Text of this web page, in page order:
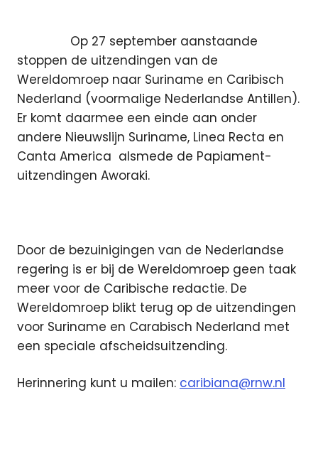
Op 27 september aanstaande
stoppen de uitzendingen van de
Wereldomroep naar Suriname en Caribisch
Nederland (voormalige Nederlandse Antillen).
Er komt daarmee een einde aan onder
andere Nieuwslijn Suriname, Linea Recta en
Canta America alsmede de Papiament-
uitzendingen Aworaki.
Door de bezuinigingen van de Nederlandse
regering is er bij de Wereldomroep geen taak
meer voor de Caribische redactie. De
Wereldomroep blikt terug op de uitzendingen
voor Suriname en Carabisch Nederland met
een speciale afscheidsuitzending.
Herinnering kunt u mailen: caribiana@rnw.nl